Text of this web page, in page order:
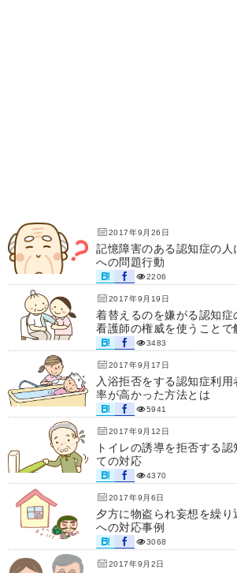
2017年9月26日
記憶障害のある認知症の
への問題行動
2206
2017年9月19日
着替えるのを嫌がる認知症
看護師の権威を使うことで
3483
2017年9月17日
入浴拒否をする認知症利
率が高かった方法とは
5941
2017年9月12日
トイレの誘導を拒否する
ての対応
4370
2017年9月6日
夕方に物盗られ妄想を繰り
への対応事例
3068
2017年9月2日